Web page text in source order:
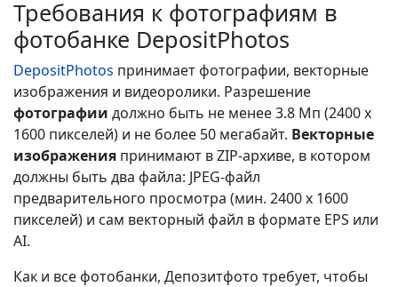
Требования к фотографиям в
фотобанке DepositPhotos
DepositPhotos принимает фотографии, векторные
изображения и видеоролики. Разрешение
фотографии должно быть не менее 3.8 Мп (2400 x
1600 пикселей) и не более 50 мегабайт. Векторные
изображения принимают в ZIP-архиве, в котором
должны быть два файла: JPEG-файл
предварительного просмотра (мин. 2400 x 1600
пикселей) и сам векторный файл в формате EPS или
AI.
Как и все фотобанки, Депозитфото требует, чтобы